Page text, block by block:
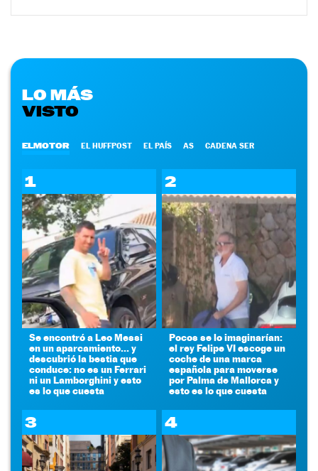
LO MÁS
VISTO
ELMOTOR EL HUFFPOST EL PAÍS AS CADENA SER
1
Se encontró a Leo Messi
en un aparcamiento... y
descubrió la bestia que
conduce: no es un Ferrari
ni un Lamborghini y esto
es lo que cuesta
2
Pocos se lo imaginarían:
el rey Felipe VI escoge un
coche de una marca
española para moverse
por Palma de Mallorca y
esto es lo que cuesta
3 4